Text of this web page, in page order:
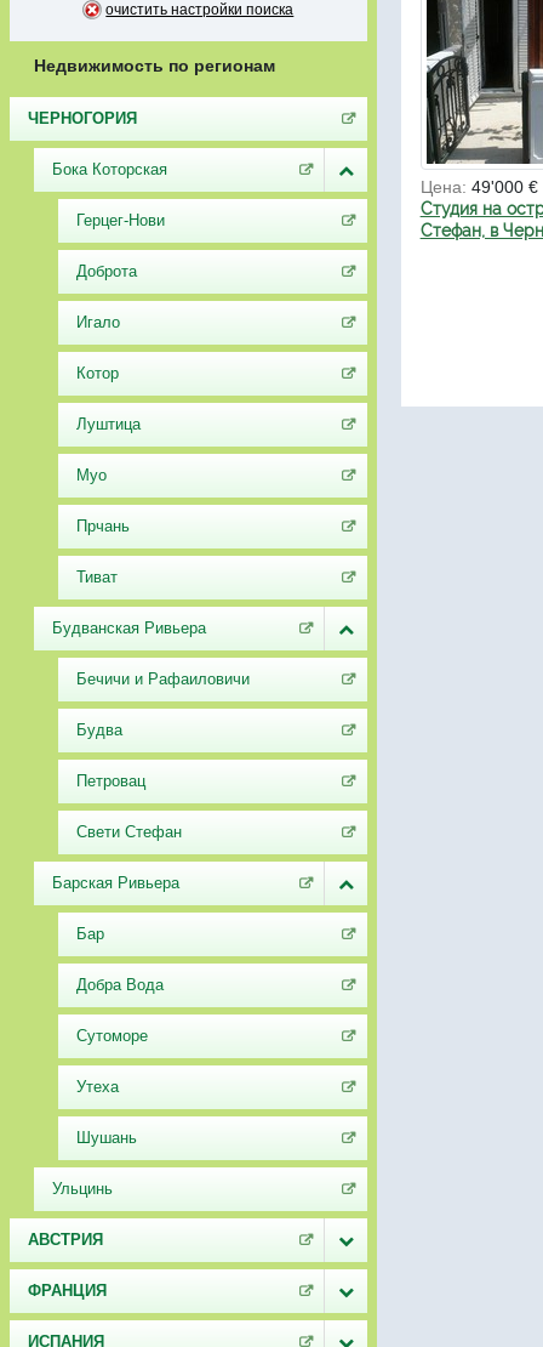
очистить настройки поиска
Недвижимость по регионам
ЧЕРНОГОРИЯ
Бока Которская
Герцег-Нови
Доброта
Игало
Котор
Луштица
Муо
Прчань
Тиват
Будванская Ривьера
Бечичи и Рафаиловичи
Будва
Петровац
Свети Стефан
Барская Ривьера
Бар
Добра Вода
Сутоморе
Утеха
Шушань
Ульцинь
АВСТРИЯ
ФРАНЦИЯ
ИСПАНИЯ
Цена: 49'000 €
Студия на
Стефан, в